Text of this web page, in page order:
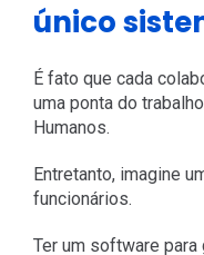
único
É fato que cada
uma ponta do
Humanos.
Entretanto, imagine
funcionários.
Ter um software